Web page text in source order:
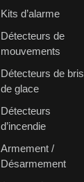
Kits d’alarme
Détecteurs de
mouvements
Détecteurs de bris
de glace
Détecteurs
d’incendie
Armement /
Désarmement